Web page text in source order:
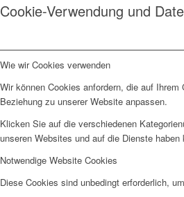
Cookie-Verwendung und
Wie wir Cookies verwenden
Wir können Cookies anfordern, die auf
Beziehung zu unserer Website anpassen.
Klicken Sie auf die verschiedenen
unseren Websites und auf die Dienste
Notwendige Website Cookies
Diese Cookies sind unbedingt erforderlich,